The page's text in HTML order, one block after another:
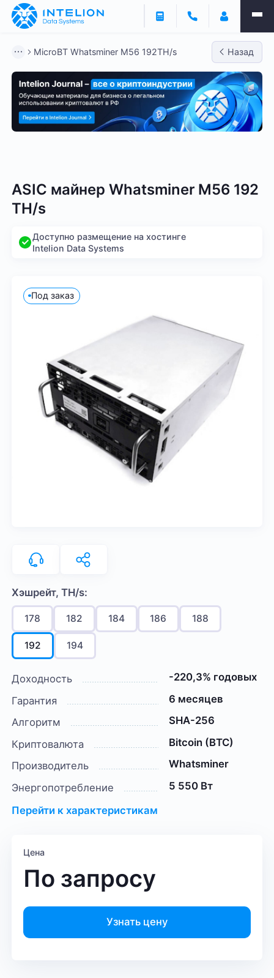
MicroBT Whatsminer M56 192TH/s Назад
ASIC майнер Whatsminer M56 192
TH/s
Доступно размещение на хостинге
Intelion Data Systems
Под заказ
Хэшрейт, TH/s:
178 182 184 186 188
192 194
Доходность
-220,3% годовых
Гарантия
6 месяцев
Алгоритм
SHA-256
Криптовалюта
Bitcoin (BTC)
Производитель
Whatsminer
Энергопотребление
5 550 Вт
Перейти к характеристикам
Цена
По запросу
Узнать цену